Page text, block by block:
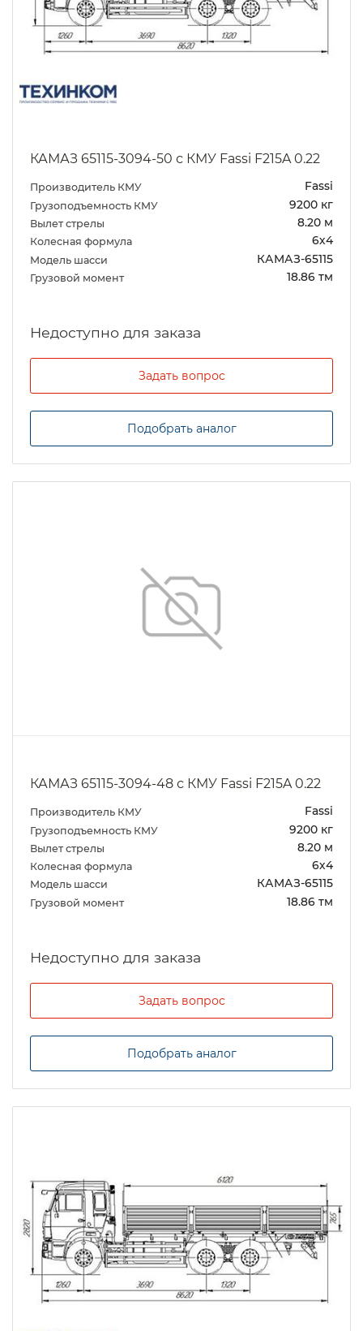
КАМАЗ 65115-3094-50 с КМУ Fassi F215A 0.22
Производитель КМУ Fassi
Грузоподъемность КМУ 9200 кг
Вылет стрелы 8.20 м
Колесная формула 6х4
Модель шасси КАМАЗ-65115
Грузовой момент 18.86 тм
Задать вопрос
Подобрать аналог
КАМАЗ 65115-3094-48 с КМУ Fassi F215A 0.22
Производитель КМУ Fassi
Грузоподъемность КМУ 9200 кг
Вылет стрелы 8.20 м
Колесная формула 6х4
Модель шасси КАМАЗ-65115
Грузовой момент 18.86 тм
Задать вопрос
Подобрать аналог